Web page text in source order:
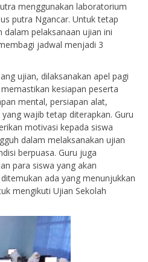
menggunakan laboratorium
putra Ngancar. Untuk tetap
pelaksanaan ujian ini
jadwal menjadi 3
ujian, dilaksanakan apel pagi
kesiapan peserta
mental, persiapan alat,
wajib tetap diterapkan. Guru
motivasi kepada siswa
dalam melaksanakan ujian
berpuasa. Guru juga
para siswa yang akan
ada yang menunjukkan
mengikuti Ujian Sekolah